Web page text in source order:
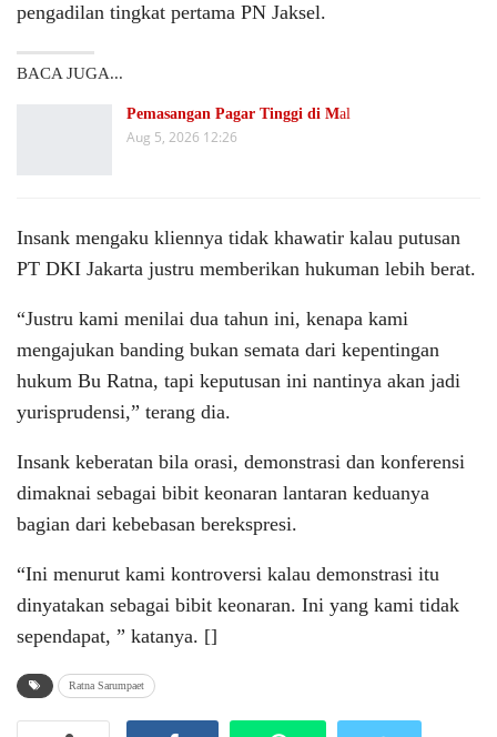
pengadilan tingkat pertama PN Jaksel.
BACA JUGA...
Pemasangan Pagar Tinggi di Mal
Aug 5, 2026 12:26
Insank mengaku kliennya tidak khawatir kalau putusan
PT DKI Jakarta justru memberikan hukuman lebih berat.
“Justru kami menilai dua tahun ini, kenapa kami
mengajukan banding bukan semata dari kepentingan
hukum Bu Ratna, tapi keputusan ini nantinya akan jadi
yurisprudensi,” terang dia.
Insank keberatan bila orasi, demonstrasi dan konferensi
dimaknai sebagai bibit keonaran lantaran keduanya
bagian dari kebebasan berekspresi.
“Ini menurut kami kontroversi kalau demonstrasi itu
dinyatakan sebagai bibit keonaran. Ini yang kami tidak
sependapat, ” katanya. []
Ratna Sarumpaet